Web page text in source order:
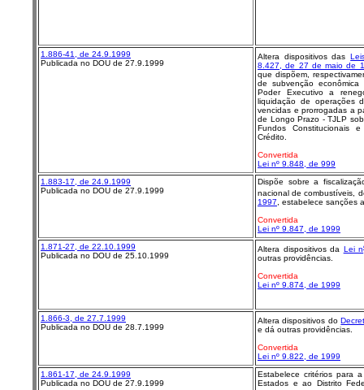
1.886-41, de 24.9.1999
Publicada no DOU de 27.9.1999
Altera dispositivos das
8.427, de 27 de maio de
que dispõem,
de subvenção
Poder Executivo a
liquidação de operações
vencidas e prorrogadas a
de Longo Prazo - TJLP
Fundos Constitucionais
Crédito.
Convertida
Lei nº 9.848, de 999
1.883-17, de 24.9.1999
Publicada no DOU de 27.9.1999
Dispõe sobre a
nacional de combustíveis,
1997, estabelece sanções
Convertida
Lei nº 9.847, de 1999
1.871-27, de 22.10.1999
Publicada no DOU de 25.10.1999
Altera dispositivos da Lei n
outras providências.
Convertida
Lei nº 9.874, de 1999
1.866-3, de 27.7.1999
Publicada no DOU de 28.7.1999
Altera dispositivos do
e dá outras providências.
Convertida
Lei nº 9.822, de 1999
1.861-17, de 24.9.1999
Publicada no DOU de 27.9.1999
Estabelece critérios para
Estados e ao Distrito